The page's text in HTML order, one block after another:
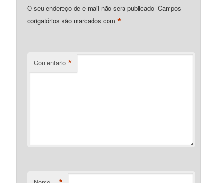
O seu endereço de e-mail não será publicado. Campos
obrigatórios são marcados com*
Comentário *